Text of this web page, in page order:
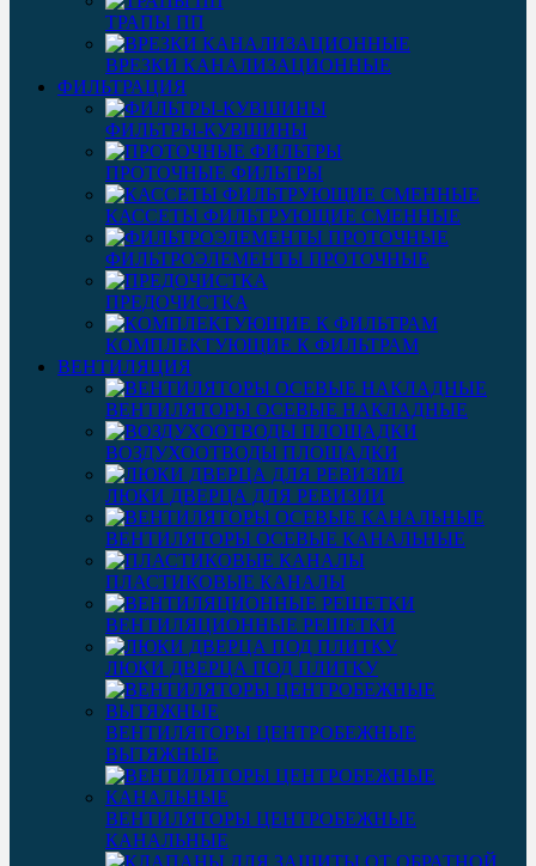
ТРАПЫ ПП
ВРЕЗКИ КАНАЛИЗАЦИОННЫЕ
ФИЛЬТРАЦИЯ
ФИЛЬТРЫ-КУВШИНЫ
ПРОТОЧНЫЕ ФИЛЬТРЫ
КАССЕТЫ ФИЛЬТРУЮЩИЕ СМЕННЫЕ
ФИЛЬТРОЭЛЕМЕНТЫ ПРОТОЧНЫЕ
ПРЕДОЧИСТКА
КОМПЛЕКТУЮЩИЕ К ФИЛЬТРАМ
ВЕНТИЛЯЦИЯ
ВЕНТИЛЯТОРЫ ОСЕВЫЕ НАКЛАДНЫЕ
ВОЗДУХООТВОДЫ ПЛОЩАДКИ
ЛЮКИ ДВЕРЦА ДЛЯ РЕВИЗИИ
ВЕНТИЛЯТОРЫ ОСЕВЫЕ КАНАЛЬНЫЕ
ПЛАСТИКОВЫЕ КАНАЛЫ
ВЕНТИЛЯЦИОННЫЕ РЕШЕТКИ
ЛЮКИ ДВЕРЦА ПОД ПЛИТКУ
ВЕНТИЛЯТОРЫ ЦЕНТРОБЕЖНЫЕ
ВЫТЯЖНЫЕ
ВЕНТИЛЯТОРЫ ЦЕНТРОБЕЖНЫЕ
КАНАЛЬНЫЕ